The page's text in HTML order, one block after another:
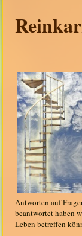
Antworten auf
beantwortet haben
Leben betreffen